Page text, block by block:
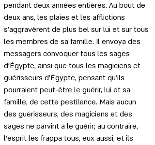
pendant deux années entières. Au bout de
deux ans, les plaies et les afflictions
s'aggravèrent de plus bel sur lui et sur tous
les membres de sa famille. Il envoya des
messagers convoquer tous les sages
d'Égypte, ainsi que tous les magiciens et
guérisseurs d'Égypte, pensant qu'ils
pourraient peut-être le guérir, lui et sa
famille, de cette pestilence. Mais aucun
des guérisseurs, des magiciens et des
sages ne parvint à le guérir; au contraire,
l'esprit les frappa tous, eux aussi, et ils